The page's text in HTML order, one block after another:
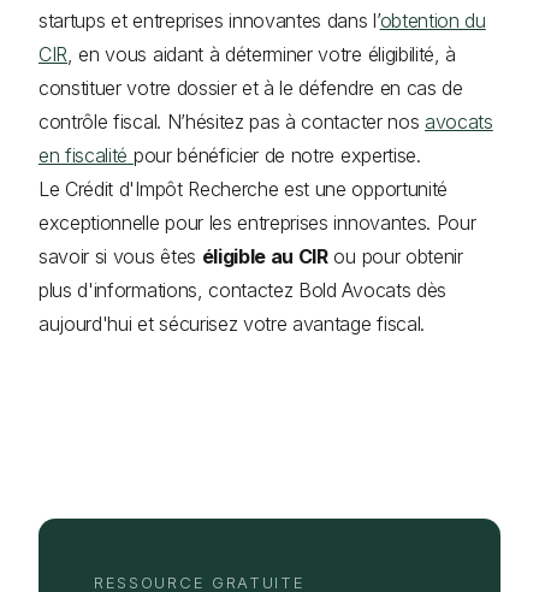
startups et entreprises innovantes dans l’obtention du
CIR , en vous aidant à déterminer votre éligibilité, à
constituer votre dossier et à le défendre en cas de
contrôle fiscal. N’hésitez pas à contacter nos avocats
en fiscalité pour bénéficier de notre expertise.
Le Crédit d'Impôt Recherche est une opportunité
exceptionnelle pour les entreprises innovantes. Pour
savoir si vous êtes éligible au CIRou pour obtenir
plus d'informations, contactez Bold Avocats dès
aujourd'hui et sécurisez votre avantage fiscal.
RESSOURCE GRATUITE